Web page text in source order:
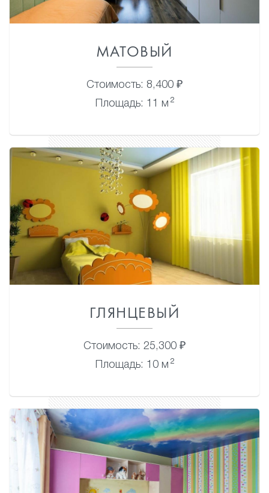
МАТОВЫЙ
Стоимость: 8,400 ₽
Площадь: 11 м 2
ГЛЯНЦЕВЫЙ
Стоимость: 25,300 ₽
Площадь: 10 м 2